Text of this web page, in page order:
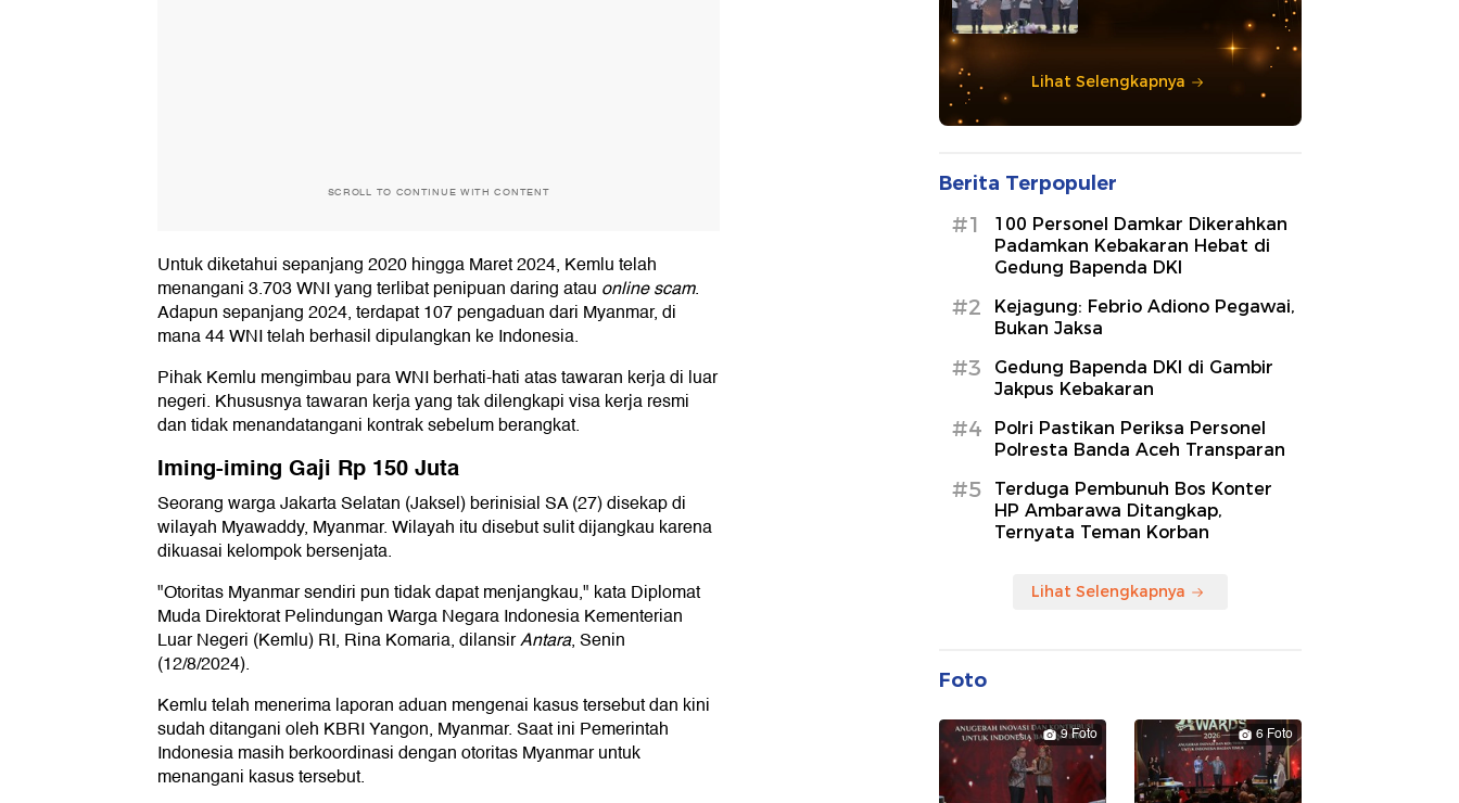
SCROLL TO CONTINUE WITH CONTENT
Untuk diketahui sepanjang 2020 hingga Maret 2024, Kemlu telah
menangani 3.703 WNI yang terlibat penipuan daring atau online scam.
Adapun sepanjang 2024, terdapat 107 pengaduan dari Myanmar, di
mana 44 WNI telah berhasil dipulangkan ke Indonesia.
Pihak Kemlu mengimbau para WNI berhati-hati atas tawaran kerja di luar
negeri. Khususnya tawaran kerja yang tak dilengkapi visa kerja resmi
dan tidak menandatangani kontrak sebelum berangkat.
Iming-iming Gaji Rp 150 Juta
Seorang warga Jakarta Selatan (Jaksel) berinisial SA (27) disekap di
wilayah Myawaddy, Myanmar. Wilayah itu disebut sulit dijangkau karena
dikuasai kelompok bersenjata.
"Otoritas Myanmar sendiri pun tidak dapat menjangkau," kata Diplomat
Muda Direktorat Pelindungan Warga Negara Indonesia Kementerian
Luar Negeri (Kemlu) RI, Rina Komaria, dilansirAntara, Senin
(12/8/2024).
Kemlu telah menerima laporan aduan mengenai kasus tersebut dan kini
sudah ditangani oleh KBRI Yangon, Myanmar. Saat ini Pemerintah
Indonesia masih berkoordinasi dengan otoritas Myanmar untuk
menangani kasus tersebut.
Lihat Selengkapnya
Berita Terpopuler
#1
100 Personel Damkar Dikerahkan
Padamkan Kebakaran Hebat di
Gedung Bapenda DKI
#2
Kejagung: Febrio Adiono Pegawai,
Bukan Jaksa
#3
Gedung Bapenda DKI di Gambir
Jakpus Kebakaran
#4
Polri Pastikan Periksa Personel
Polresta Banda Aceh Transparan
#5
Terduga Pembunuh Bos Konter
HP Ambarawa Ditangkap,
Ternyata Teman Korban
Lihat Selengkapnya
Foto
9 Foto 6 Foto